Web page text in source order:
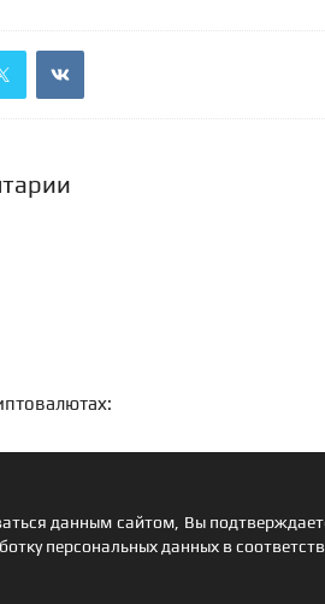
данным сайтом, Вы
персональных данных в